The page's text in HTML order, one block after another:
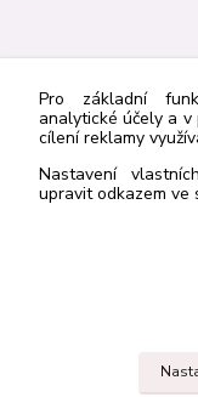
http://navrcholu.cz/
Kontakt
Pro základní
analytické účely a
cílení reklamy
Nastavení
upravit odkazem ve